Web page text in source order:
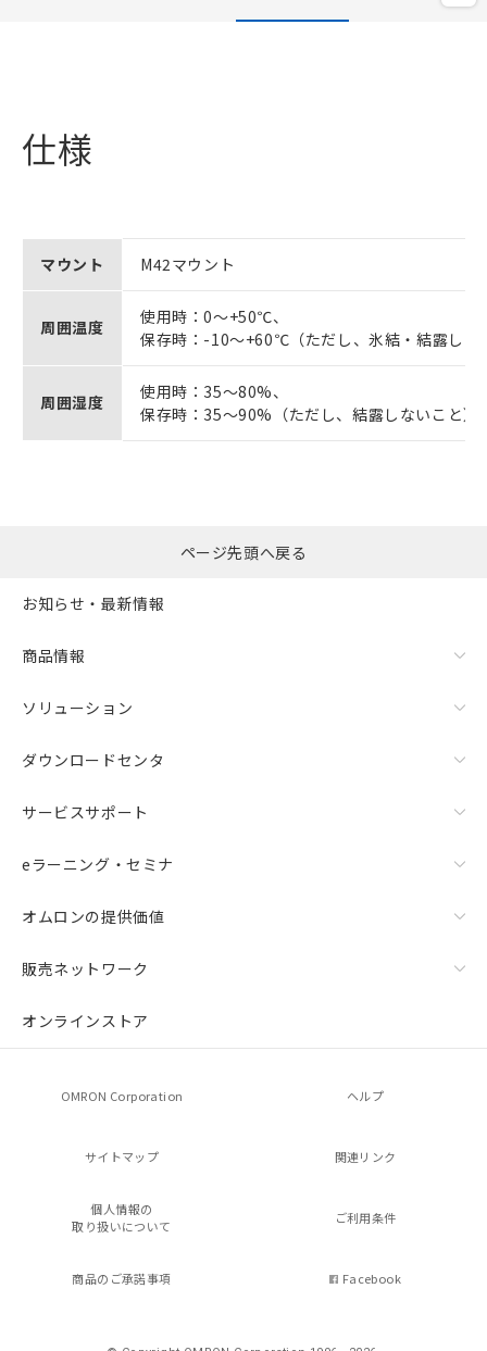
仕様
マウント M42マウント
周囲温度
使用時：0～+50℃、
保存時：-10～+60℃（ただし、氷結・結露しな
周囲湿度
使用時：35～80%、
保存時：35～90%（ただし、結露しないこと）
ページ先頭へ戻る
お知らせ・最新情報
商品情報
ソリューション
ダウンロードセンタ
サービスサポート
eラーニング・セミナ
オムロンの提供価値
販売ネットワーク
オンラインストア
OMRON Corporation ヘルプ
サイトマップ 関連リンク
個人情報の
取り扱いについて
ご利用条件
商品のご承諾事項 Facebook